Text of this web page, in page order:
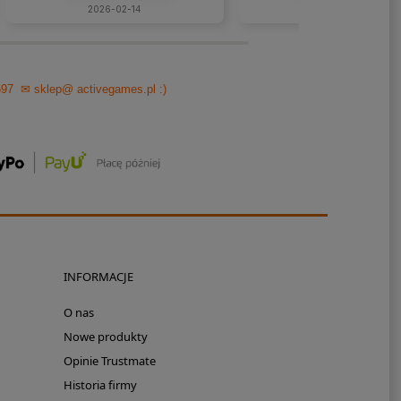
2026-02-14
✉ sklep@ activegames.pl :)
INFORMACJE
O nas
Nowe produkty
Opinie Trustmate
Historia firmy